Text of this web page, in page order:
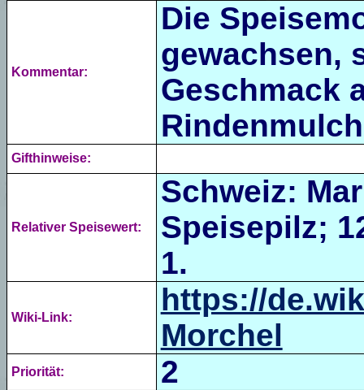
Kommentar:
Die
gewachsen,
Geschmack
Gifthinweise:
Relativer Speisewert:
Schweiz:
Speisepilz;
1.
Wiki-Link:
https://
Morchel
Priorität: 2